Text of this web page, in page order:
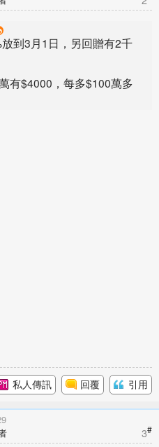
到3月1日，另回贈有2千
有$4000，每多$100萬多
私人傳訊 回覆 引用
3#